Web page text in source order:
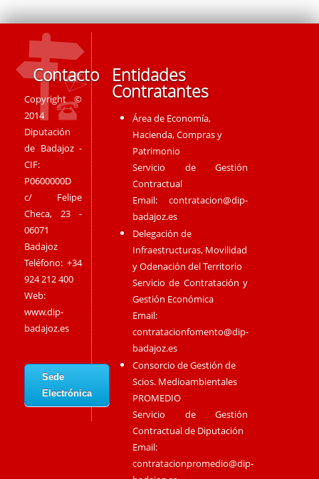
Contacto
Copyright ©
2014
Diputación
de Badajoz -
CIF:
P0600000D
c/ Felipe
Checa, 23 -
06071
Badajoz
Teléfono: +34
924 212 400
Web:
www.dip-
badajoz.es
Sede
Electrónica
Entidades
Contratantes
Área de Economía,
Hacienda, Compras y
Patrimonio
Servicio de Gestión
Contractual
Email:contratacion@dip-
badajoz.es
Delegación de
Infraestructuras, Movilidad
y Odenación del Territorio
Servicio de Contratación y
Gestión Económica
Email:
contratacionfomento@dip-
badajoz.es
Consorcio de Gestión de
Scios. Medioambientales
PROMEDIO
Servicio de Gestión
Contractual de Diputación
Email:
contratacionpromedio@dip-